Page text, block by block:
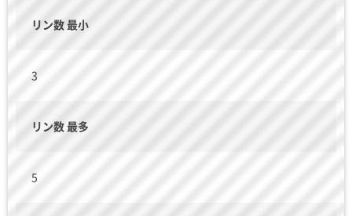
リン数 最小
3
リン数 最多
5